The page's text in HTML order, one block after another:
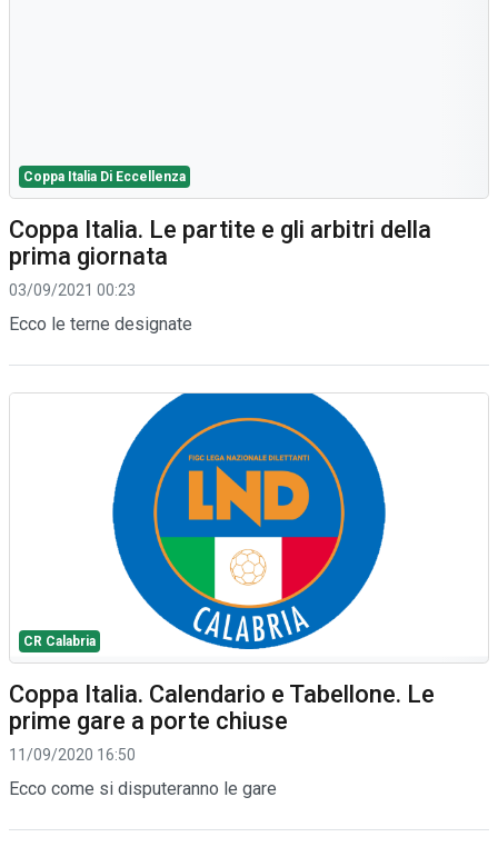
Coppa Italia Di Eccellenza
Coppa Italia. Le partite e gli arbitri della
prima giornata
03/09/2021 00:23
Ecco le terne designate
CR Calabria
Coppa Italia. Calendario e Tabellone. Le
prime gare a porte chiuse
11/09/2020 16:50
Ecco come si disputeranno le gare